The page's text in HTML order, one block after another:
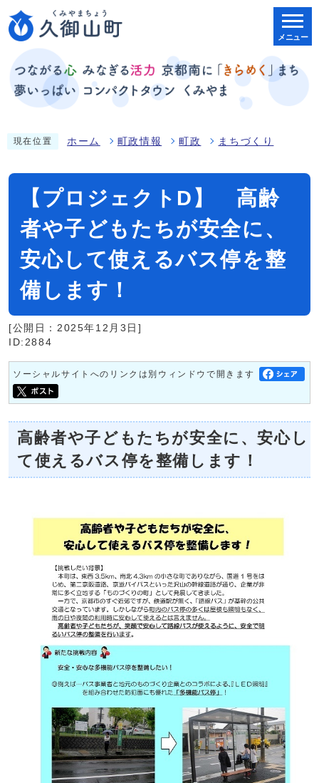
メニュー
現在位置 ホーム 町政情報 町政 まちづくり
【プロジェクトD】 高齢
者や子どもたちが安全に、
安心して使えるバス停を整
備します！
[公開日：2025年12月3日]
ID:2884
ソーシャルサイトへのリンクは別ウィンドウで開きます
高齢者や子どもたちが安全に、安心し
て使えるバス停を整備します！